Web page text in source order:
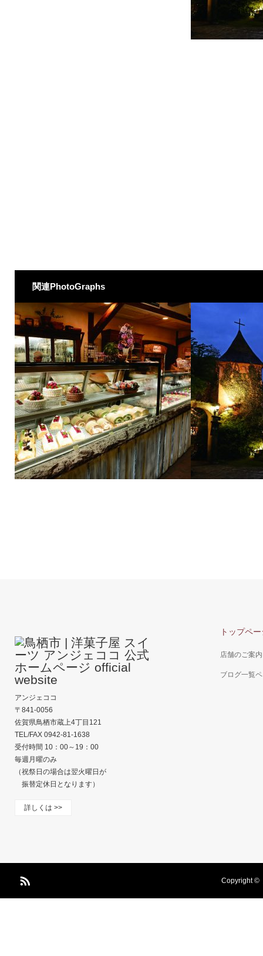
関連PhotoGraphs
トップペ
店舗のご案内
ブログ一覧
アンジェココ
〒841-0056
佐賀県鳥栖市蔵上4丁目121
TEL/FAX 0942-81-1638
受付時間 10：00～19：00
毎週月曜のみ
（祝祭日の場合は翌火曜日が
振替定休日となります）
詳しくは >>
Copyright ©